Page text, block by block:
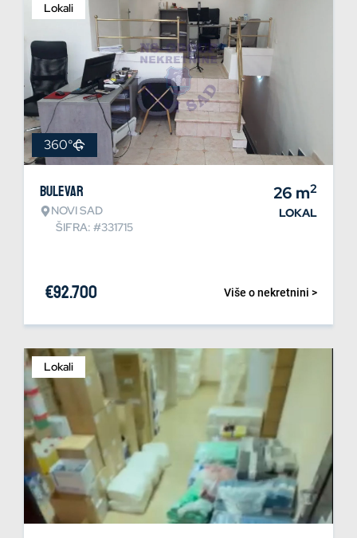
Lokali
360°
Bulevar
NOVI SAD
ŠIFRA: #331715
26 m2
LOKAL
Više o nekretnini >
€92.700
Lokali